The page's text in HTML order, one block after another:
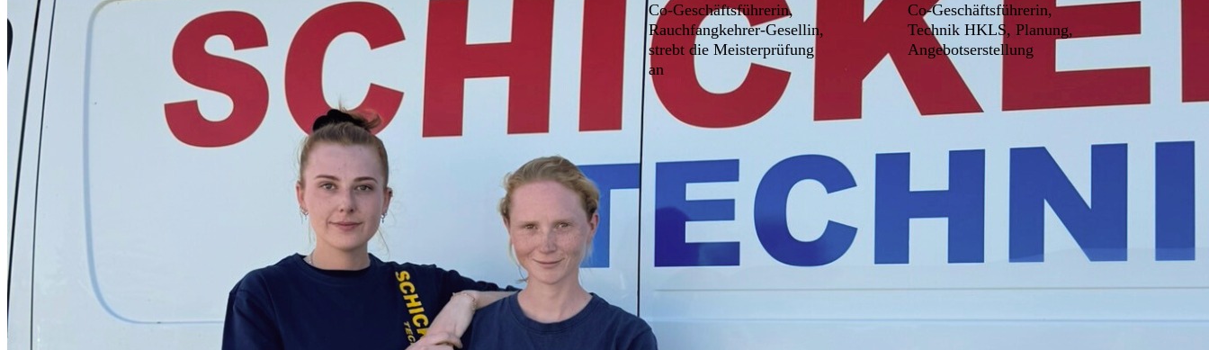
Co-Geschäftsführerin,
Rauchfangkehrer-Gesellin,
strebt die Meisterprüfung
an
Co-Geschäftsführerin,
Technik HKLS, Planung,
Angebotserstellung